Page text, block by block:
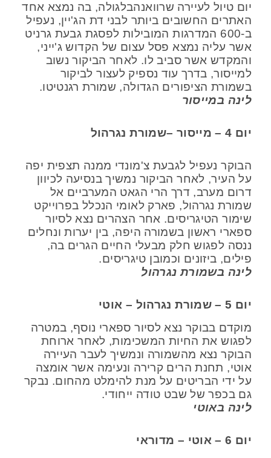
יום טיול לעיירה שרוואנהבלגולה, בה נמצא אחד
האתרים החשובים ביותר לבני דת הג'יין, נעפיל
ב-600 המדרגות המובילות לפסגת גבעת גרניט
אשר עליה נמצא פסל עצום של הקדוש ג'ייני,
והמקדש אשר סביב לו. לאחר הביקור נשוב
למייסור, בדרך עוד נספיק לעצור לביקור
בשמורת הציפורים הגדולה, שמורת רגנטיטו.
לינה במייסור
יום 4 – מייסור –שמורת נגרהול
הבוקר נעפיל לגבעת צ'מונדי ממנה תצפית יפה
על העיר, לאחר הביקור נמשיך בנסיעה לכיוון
דרום מערב, דרך הרי הגאט המערביים אל
שמורת נגרהול, פארק לאומי הנכלל בפרוייקט
שימור הטיגריסים. אחר הצהרים נצא לסיור
ספארי ראשון בשמורה היפה, בין יערות ונחלים
ננסה לפגוש חלק מבעלי החיים הגרים בה,
פילים, ביזונים וכמובן טיגריסים.
לינה בשמורת נגרהול
יום 5 – שמורת נגרהול – אוטי
מוקדם בבוקר נצא לסיור ספארי נוסף, במטרה
לפגוש את החיות המשכימות, לאחר ארוחת
הבוקר נצא מהשמורה ונמשיך לעבר העיירה
אוטי, תחנת הרים קרירה ונעימה אשר אומצה
על ידי הבריטים על מנת להימלט מהחום. נבקר
גם בכפר של שבט טודה ייחודי.
לינה באוטי
יום 6 – אוטי – מדוראי